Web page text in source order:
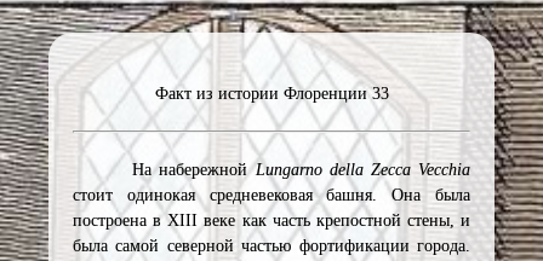
Факт из истории Флоренции 33
На набережнойLungarno della Zecca Vecchia
стоит одинокая средневековая башня. Она была
построена в XIII веке как часть крепостной стены, и
была самой северной частью фортификации города.